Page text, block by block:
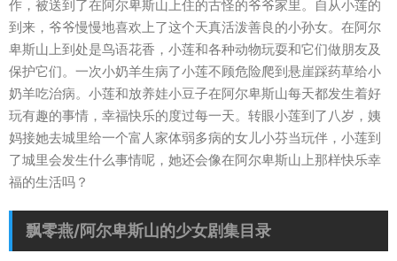
作，被送到了在阿尔卑斯山上住的古怪的爷爷家里。自从小莲的
到来，爷爷慢慢地喜欢上了这个天真活泼善良的小孙女。在阿尔
卑斯山上到处是鸟语花香，小莲和各种动物玩耍和它们做朋友及
保护它们。一次小奶羊生病了小莲不顾危险爬到悬崖踩药草给小
奶羊吃治病。小莲和放养娃小豆子在阿尔卑斯山每天都发生着好
玩有趣的事情，幸福快乐的度过每一天。转眼小莲到了八岁，姨
妈接她去城里给一个富人家体弱多病的女儿小芬当玩伴，小莲到
了城里会发生什么事情呢，她还会像在阿尔卑斯山上那样快乐幸
福的生活吗？
飘零燕/阿尔卑斯山的少女剧集目录